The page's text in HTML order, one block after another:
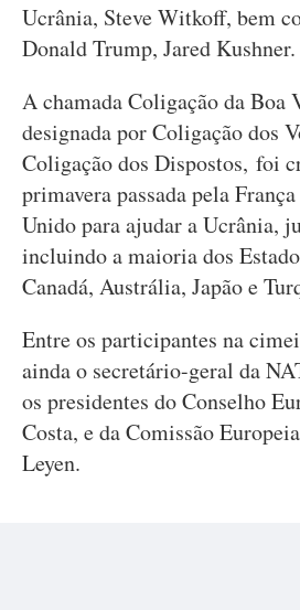
Ucrânia, Steve Witkoff, bem
Donald Trump, Jared Kushner.
A chamada Coligação da Boa
designada por Coligação dos
Coligação dos Dispostos, foi
primavera passada pela
Unido para ajudar a Ucrânia,
incluindo a maioria dos
Canadá, Austrália, Japão e
Entre os participantes na
ainda o secretário-geral da
os presidentes do Conselho
Costa, e da Comissão
Leyen.